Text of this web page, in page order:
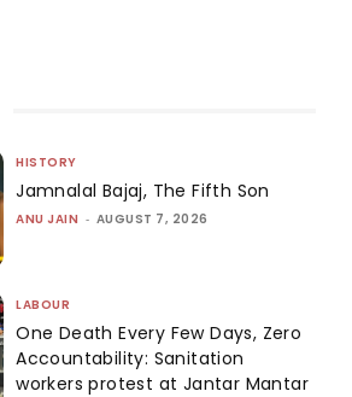
HISTORY
Jamnalal Bajaj, The Fifth Son
ANU JAIN - AUGUST 7, 2026
LABOUR
One Death Every Few Days, Zero
Accountability: Sanitation
workers protest at Jantar Mantar